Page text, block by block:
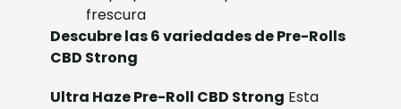
frescura
Descubre las 6 variedades de Pre-Rolls
CBD Strong
Ultra Haze Pre-Roll CBD Strong Esta